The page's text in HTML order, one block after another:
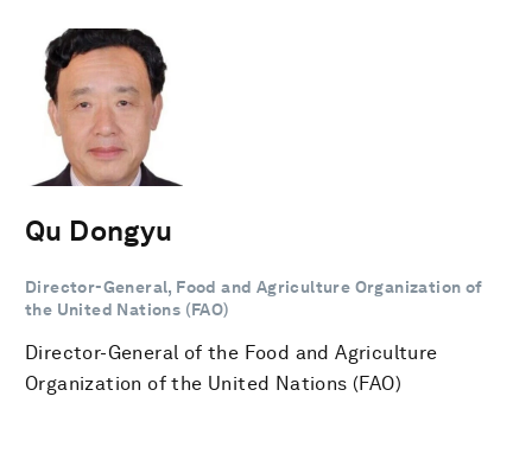
Qu Dongyu
Director-General, Food and Agriculture Organization of
the United Nations (FAO)
Director-General of the Food and Agriculture
Organization of the United Nations (FAO)